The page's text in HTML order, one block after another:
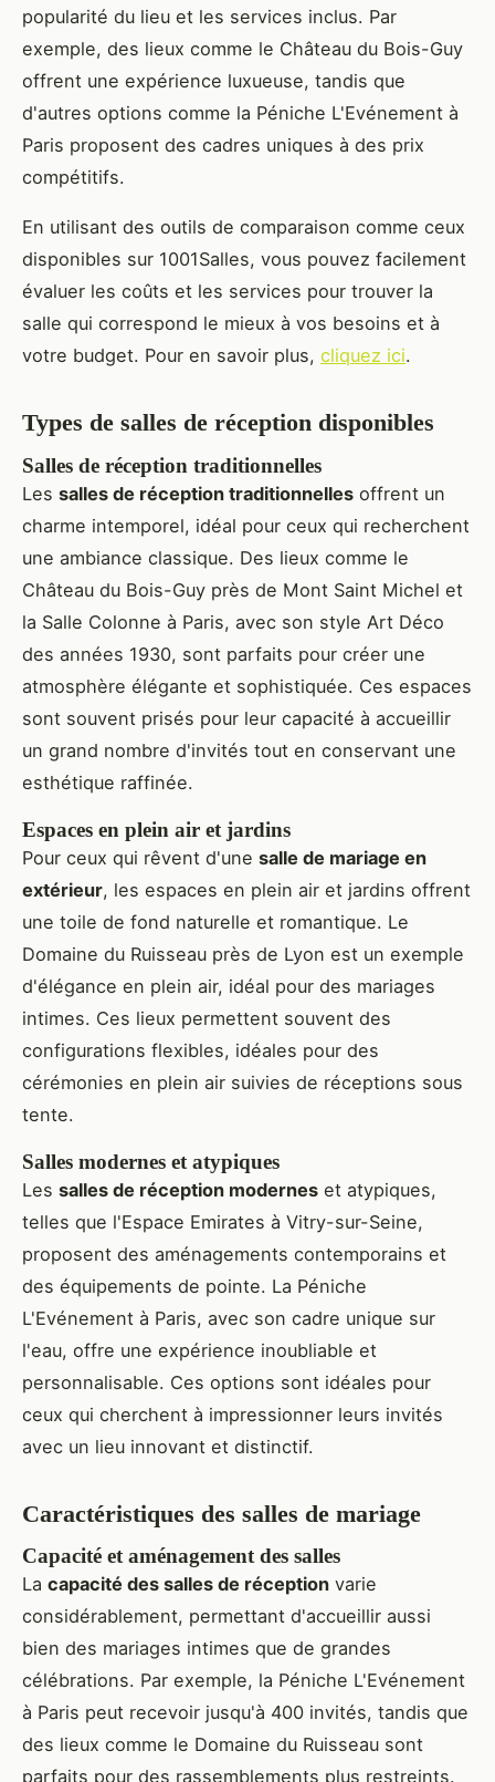
popularité du lieu et les services inclus. Par
exemple, des lieux comme le Château du Bois-Guy
offrent une expérience luxueuse, tandis que
d'autres options comme la Péniche L'Evénement à
Paris proposent des cadres uniques à des prix
compétitifs.
En utilisant des outils de comparaison comme ceux
disponibles sur 1001Salles, vous pouvez facilement
évaluer les coûts et les services pour trouver la
salle qui correspond le mieux à vos besoins et à
votre budget. Pour en savoir plus, cliquez ici.
Types de salles de réception disponibles
Salles de réception traditionnelles
Les salles de réception traditionnelles offrent un
charme intemporel, idéal pour ceux qui recherchent
une ambiance classique. Des lieux comme le
Château du Bois-Guy près de Mont Saint Michel et
la Salle Colonne à Paris, avec son style Art Déco
des années 1930, sont parfaits pour créer une
atmosphère élégante et sophistiquée. Ces espaces
sont souvent prisés pour leur capacité à accueillir
un grand nombre d'invités tout en conservant une
esthétique raffinée.
Espaces en plein air et jardins
Pour ceux qui rêvent d'une salle de mariage en
extérieur, les espaces en plein air et jardins offrent
une toile de fond naturelle et romantique. Le
Domaine du Ruisseau près de Lyon est un exemple
d'élégance en plein air, idéal pour des mariages
intimes. Ces lieux permettent souvent des
configurations flexibles, idéales pour des
cérémonies en plein air suivies de réceptions sous
tente.
Salles modernes et atypiques
Les salles de réception modernes et atypiques,
telles que l'Espace Emirates à Vitry-sur-Seine,
proposent des aménagements contemporains et
des équipements de pointe. La Péniche
L'Evénement à Paris, avec son cadre unique sur
l'eau, offre une expérience inoubliable et
personnalisable. Ces options sont idéales pour
ceux qui cherchent à impressionner leurs invités
avec un lieu innovant et distinctif.
Caractéristiques des salles de mariage
Capacité et aménagement des salles
La capacité des salles de réception varie
considérablement, permettant d'accueillir aussi
bien des mariages intimes que de grandes
célébrations. Par exemple, la Péniche L'Evénement
à Paris peut recevoir jusqu'à 400 invités, tandis que
des lieux comme le Domaine du Ruisseau sont
parfaits pour des rassemblements plus restreints.